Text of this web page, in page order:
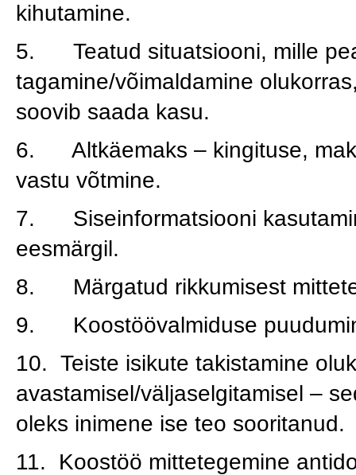
kihutamine.
5. Teatud situatsiooni, mille
tagamine/võimaldamine
soovib saada kasu.
6. Altkäemaks – kingituse,
vastu võtmine.
7. Siseinformatsiooni
eesmärgil.
8. Märgatud rikkumisest
9. Koostöövalmiduse
10. Teiste isikute takistamine
avastamisel/väljaselgitamisel –
oleks inimene ise teo sooritanud.
11. Koostöö mittetegemine